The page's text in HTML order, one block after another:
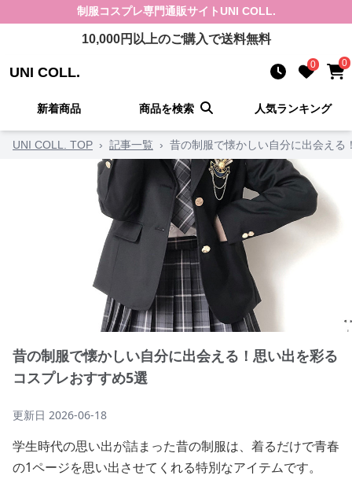
制服コスプレ専門通販サイト UNI COLL.
10,000円以上のご購入で送料無料
UNI COLL. 0 0
新着商品 商品を検索 人気ランキング
UNI COLL. TOP › 記事一覧 › 昔の制服で懐かしい自分に出会える
昔の制服で懐かしい自分に出会える！思い出を彩る
コスプレおすすめ5選
更新日 2026-06-18
学生時代の思い出が詰まった昔の制服は、着るだけで青春
の1ページを思い出させてくれる特別なアイテムです。